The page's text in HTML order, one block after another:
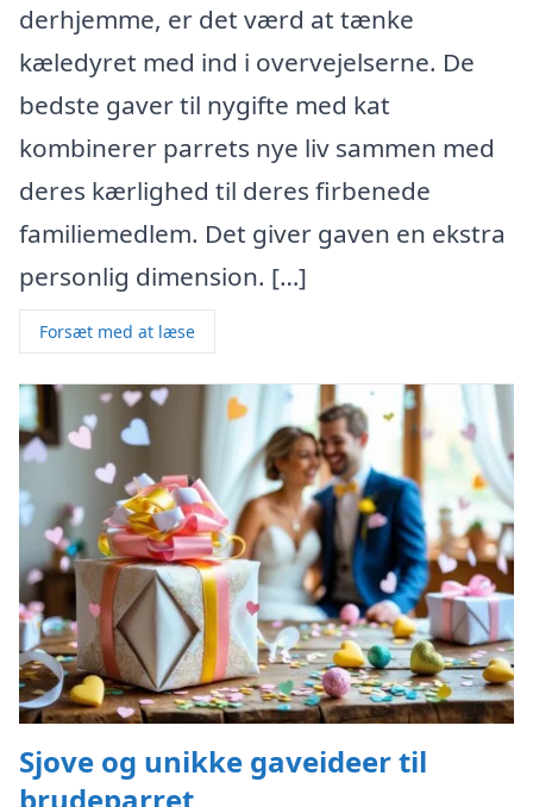
derhjemme, er det værd at tænke
kæledyret med ind i overvejelserne. De
bedste gaver til nygifte med kat
kombinerer parrets nye liv sammen med
deres kærlighed til deres firbenede
familiemedlem. Det giver gaven en ekstra
personlig dimension. […]
Forsæt med at læse
Sjove og unikke gaveideer til